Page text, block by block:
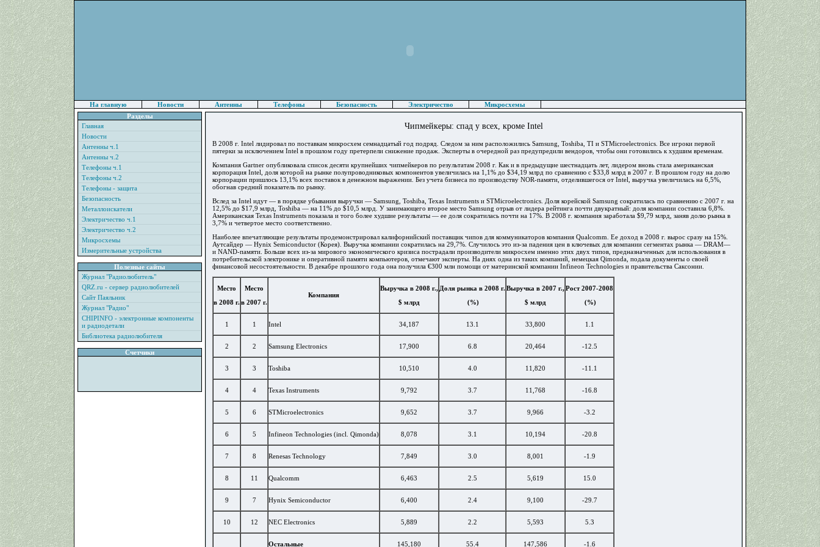
На главную Новости Антенны Телефоны Безопасность Электричество
Микросхемы
Разделы
Главная
Новости
Антенны ч.1
Антенны ч.2
Телефоны ч.1
Телефоны ч.2
Телефоны - защита
Безопасность
Металлоискатели
Электричество ч.1
Электричество ч.2
Микросхемы
Измерительные устройства
Полезные сайты
Журнал "Радиолюбитель"
QRZ.ru - сервер радиолюбителей
Сайт Паяльник
Журнал "Радио"
CHIPINFO - электронные компоненты
и радиодетали
Библиотека радиолюбителя
Счетчики
Чипмейкеры: спад у всех, кроме Intel
В 2008 г. Intel лидировал по поставкам микросхем семнадцатый год подряд. Следом за ним расположились Samsung, Toshiba, TI и STMicroelectronics. Все игроки первой
пятерки за исключением Intel в прошлом году претерпели снижение продаж. Эксперты в очередной раз предупредили вендоров, чтобы они готовились к худшим временам.
Компания Gartner опубликовала список десяти крупнейших чипмейкеров по результатам 2008 г. Как и в предыдущие шестнадцать лет, лидером вновь стала американская
корпорация Intel, доля которой на рынке полупроводниковых компонентов увеличилась на 1,1% до $34,19 млрд по сравнению с $33,8 млрд в 2007 г. В прошлом году на долю
корпорации пришлось 13,1% всех поставок в денежном выражении. Без учета бизнеса по производству NOR-памяти, отделившегося от Intel, выручка увеличилась на 6,5%,
обогнав средний показатель по рынку.
Вслед за Intel идут — в порядке убывания выручки — Samsung, Toshiba, Texas Instruments и STMicroelectronics. Доля корейской Samsung сократилась по сравнению с 2007 г. на
12,5% до $17,9 млрд, Toshiba — на 11% до $10,5 млрд. У занимающего второе место Samsung отрыв от лидера рейтинга почти двукратный: доля компании составила 6,8%.
Американская Texas Instruments показала и того более худшие результаты — ее доля сократилась почти на 17%. В 2008 г. компания заработала $9,79 млрд, заняв долю рынка в
3,7% и четвертое место соответственно.
Наиболее впечатляющие результаты продемонстрировал калифорнийский поставщик чипов для коммуникаторов компания Qualcomm. Ее доход в 2008 г. вырос сразу на 15%.
Аутсайдер — Hynix Semiconductor (Корея). Выручка компании сократилась на 29,7%. Случилось это из-за падения цен в ключевых для компании сегментах рынка — DRAM—
и NAND-памяти. Больше всех из-за мирового экономического кризиса пострадали производители микросхем именно этих двух типов, предназначенных для использования в
потребительской электронике и оперативной памяти компьютеров, отмечают эксперты. На днях одна из таких компаний, немецкая Qimonda, подала документы о своей
финансовой несостоятельности. В декабре прошлого года она получила €300 млн помощи от материнской компании Infineon Technologies и правительства Саксонии.
Место
в 2008 г.
Место
в 2007 г.
Компания
Выручка в 2008 г.,
$ млрд
Доля рынка в 2008 г.
(%)
Выручка в 2007 г.,
$ млрд
Рост 2007-2008
(%)
1 1 Intel 34,187 13.1 33,800 1.1
2 2 Samsung Electronics 17,900 6.8 20,464 -12.5
3 3 Toshiba 10,510 4.0 11,820 -11.1
4 4 Texas Instruments 9,792 3.7 11,768 -16.8
5 6 STMicroelectronics 9,652 3.7 9,966 -3.2
6 5 Infineon Technologies (incl. Qimonda) 8,078 3.1 10,194 -20.8
7 8 Renesas Technology 7,849 3.0 8,001 -1.9
8 11 Qualcomm 6,463 2.5 5,619 15.0
9 7 Hynix Semiconductor 6,400 2.4 9,100 -29.7
10 12 NEC Electronics 5,889 2.2 5,593 5.3
Остальные 145,180 55.4 147,586 -1.6